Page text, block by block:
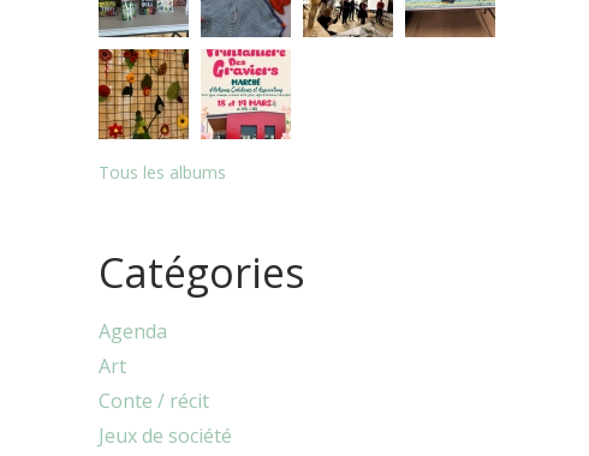
Tous les albums
Catégories
Agenda
Art
Conte / récit
Jeux de société